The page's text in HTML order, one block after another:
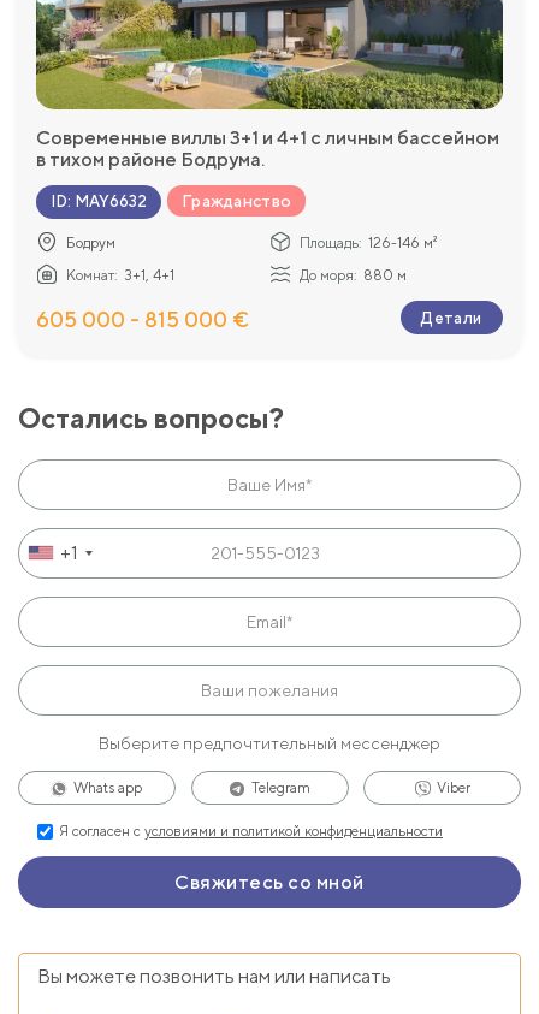
Современные виллы 3+1 и 4+1 с личным бассейном
в тихом районе Бодрума.
ID: MAY6632 Гражданство
Бодрум Площадь: 126-146 м²
Комнат: 3+1, 4+1 До моря: 880 м
605 000 - 815 000 € Детали
Остались вопросы?
+1
Выберите предпочтительный мессенджер
Whats app Telegram Viber
Я согласен с условиями и политикой конфиденциальности
Вы можете позвонить нам или написать